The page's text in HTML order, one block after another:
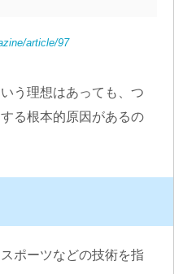
article/97
う理想はあっても、つ
る根本的原因があるの
ポーツなどの技術を指